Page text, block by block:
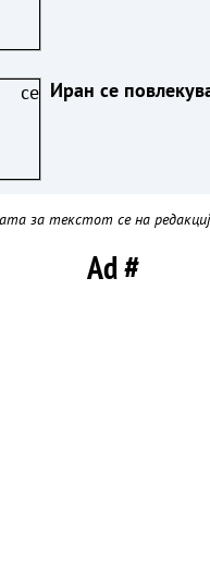
Иран се
за текстот се на
Ad #